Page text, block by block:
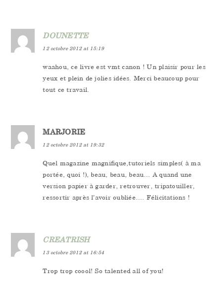
DOUNETTE
12 octobre 2012 at 15:19
waahou, ce livre est vmt canon ! Un plaisir pour les
yeux et plein de jolies idées. Merci beaucoup pour
tout ce travail.
MARJORIE
12 octobre 2012 at 19:32
Quel magazine magnifique,tutoriels simples( à ma
portée, quoi !), beau, beau, beau… A quand une
version papier à garder, retrouver, tripatouiller,
ressortir après l’avoir oubliée…. Félicitations !
CREATRISH
13 octobre 2012 at 16:54
Trop trop coool! So talented all of you!